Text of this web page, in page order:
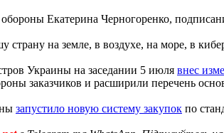
Екатерина Черногоренко,
на земле, в воздухе, на море, в
Украины на заседании 5 июля внес
заказчиков и расширили перечень
запустило новую систему закупок по